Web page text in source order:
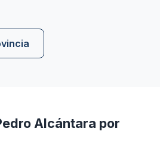
Alcántara por